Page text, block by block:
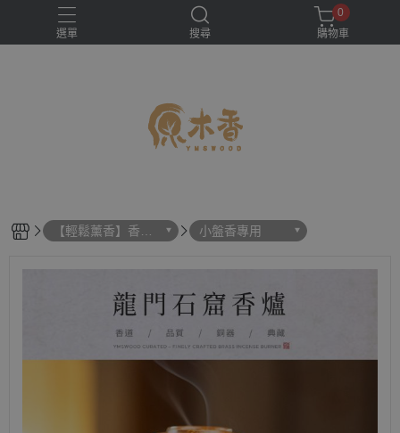
選單 搜尋
0
購物車
【輕鬆薰香】香
具、香爐
小盤香專用